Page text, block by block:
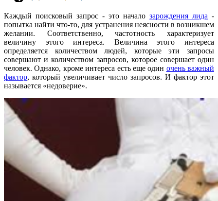
Каждый поисковый запрос - это начало зарождения лида -
попытка найти что-то, для устранения неясности в возникшем
желании. Соответственно, частотность характеризует
величину этого интереса. Величина этого интереса
определяется количеством людей, которые эти запросы
совершают и количеством запросов, которое совершает один
человек. Однако, кроме интереса есть еще один очень важный
фактор, который увеличивает число запросов. И фактор этот
называется «недоверие».